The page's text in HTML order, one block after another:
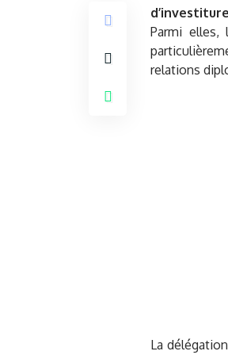
Parmi elles,
relations
La